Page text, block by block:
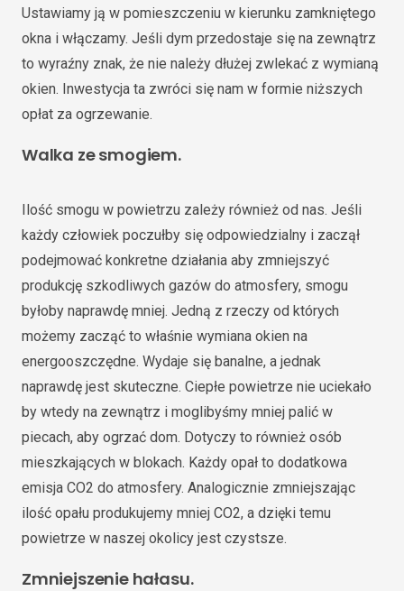
Ustawiamy ją w pomieszczeniu w kierunku zamkniętego
okna i włączamy. Jeśli dym przedostaje się na zewnątrz
to wyraźny znak, że nie należy dłużej zwlekać z wymianą
okien. Inwestycja ta zwróci się nam w formie niższych
opłat za ogrzewanie.
Walka ze smogiem.
Ilość smogu w powietrzu zależy również od nas. Jeśli
każdy człowiek poczułby się odpowiedzialny i zaczął
podejmować konkretne działania aby zmniejszyć
produkcję szkodliwych gazów do atmosfery, smogu
byłoby naprawdę mniej. Jedną z rzeczy od których
możemy zacząć to właśnie wymiana okien na
energooszczędne. Wydaje się banalne, a jednak
naprawdę jest skuteczne. Ciepłe powietrze nie uciekało
by wtedy na zewnątrz i moglibyśmy mniej palić w
piecach, aby ogrzać dom. Dotyczy to również osób
mieszkających w blokach. Każdy opał to dodatkowa
emisja CO2 do atmosfery. Analogicznie zmniejszając
ilość opału produkujemy mniej CO2, a dzięki temu
powietrze w naszej okolicy jest czystsze.
Zmniejszenie hałasu.